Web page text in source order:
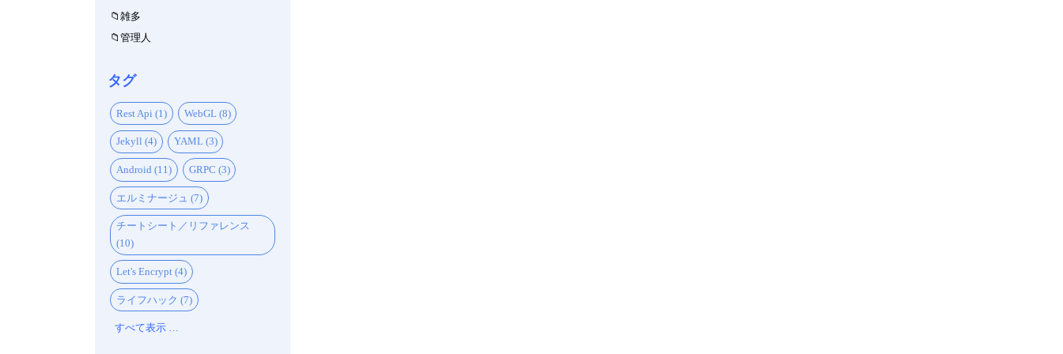
雑多
管理人
タグ
Rest Api (1) WebGL (8)
Jekyll (4) YAML (3)
Android (11) GRPC (3)
エルミナージュ (7)
チートシート／リファレンス
(10)
Let's Encrypt (4)
ライフハック (7)
すべて表示 …